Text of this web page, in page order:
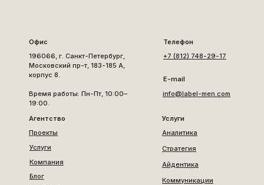
Офис
196066, г. Санкт-Петербург,
Московский пр-т, 183-185 А,
корпус 8.
Время работы: Пн-Пт, 10:00–
19:00.
Агентство
Проекты
Услуги
Компания
Блог
Услуги
Аналитика
Стратегия
Айдентика
Коммуникации
Телефон
+7 (812) 748-29-17
E-mail
info@label-men.com